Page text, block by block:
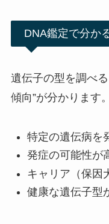
DNA鑑定で分か
遺伝子の型を調べ
傾向”が分かります。
特定の遺伝病を
発症の可能性が
キャリア（保因
健康な遺伝子型